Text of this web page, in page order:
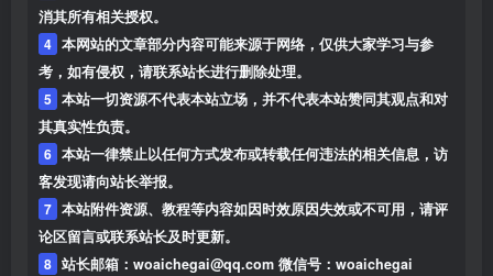
消其所有相关授权。
4 本网站的文章部分内容可能来源于网络，仅供大家学习与参
考，如有侵权，请联系站长进行删除处理。
5 本站一切资源不代表本站立场，并不代表本站赞同其观点和对
其真实性负责。
6 本站一律禁止以任何方式发布或转载任何违法的相关信息，访
客发现请向站长举报。
7 本站附件资源、教程等内容如因时效原因失效或不可用，请评
论区留言或联系站长及时更新。
8
站长邮箱：woaichegai@qq.com 微信号：woaichegai